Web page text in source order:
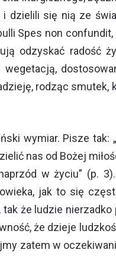
dzielili się nią ze
Spes non confundit,
odzyskać radość
rodząc smutek,
wymiar. Pisze tak:
nas od Bożej
w życiu” (p.
jak to się
że ludzie nierzadko
że dzieje
zatem w